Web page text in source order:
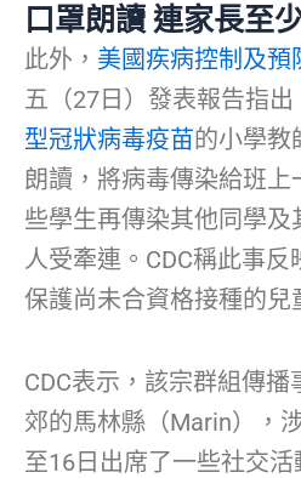
口罩朗讀 連家長至
此外， 美國疾病控制及預
五（27日）發表報告指
型冠狀病毒疫苗的小學教
朗讀，將病毒傳染給班
些學生再傳染其他同學
人受牽連。CDC稱此事
保護尚未合資格接種的兒
CDC表示，該宗群組傳
郊的馬林縣（Marin），
至16日出席了一些社交